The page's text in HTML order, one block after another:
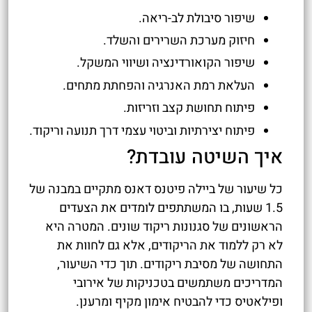
שיפור סיבולת לב-ריאה.
חיזוק מערכת השרירים והשלד.
שיפור הקואורדינציה ושיווי המשקל.
העלאת רמת האנרגיה והפחתת מתחים.
פיתוח תחושת קצב וזריזות.
פיתוח יצירתיות וביטוי עצמי דרך תנועה וריקוד.
איך השיטה עובדת?
כל שיעור של ביילה פיטנס דאנס מתקיים במבנה של
1.5 שעות, בו המשתתפים לומדים את הצעדים
הראשונים של סגנונות ריקוד שונים. המטרה היא
לא רק ללמוד את הריקודים, אלא גם לחוות את
התחושה של מסיבת ריקודים. תוך כדי השיעור,
המדריכים משתמשים בטכניקות של אירובי
ופילאטיס כדי להבטיח אימון מקיף ומרענן.